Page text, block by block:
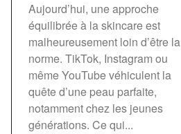
Aujourd’hui, une approche
équilibrée à la skincare est
malheureusement loin d’être la
norme. TikTok, Instagram ou
même YouTube véhiculent la
quête d’une peau parfaite,
notamment chez les jeunes
générations. Ce qui...